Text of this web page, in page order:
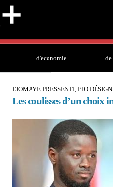
+ d'economie + de
DIOMAYE PRESSENTI, BIO
Les coulisses d’un choix